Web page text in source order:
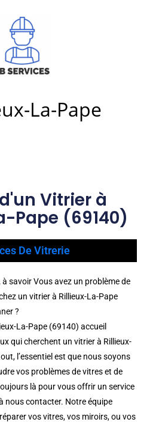
La-Pape
Vitrier à
Pape (69140)
De Vitrerie
savoir Vous avez un problème de
un vitrier à Rillieux-La-Pape
?
La-Pape (69140) accueil
qui cherchent un vitrier à Rillieux-
l’essentiel est que nous soyons
vos problèmes de vitres et de
là pour vous offrir un service
nous contacter. Notre équipe
vos vitres, vos miroirs, ou vos